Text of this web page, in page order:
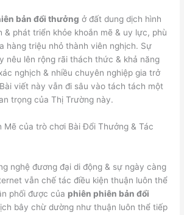
bản đổi thưởng ở đất dung dịch hình
& phát triển khỏe khoắn mẽ & uy lực, phù
hàng triệu nhỏ thành viên nghịch. Sự
nêu lên rộng rãi thách thức & khả năng
nghịch & nhiều chuyên nghiệp gia trở
viết này vẫn đi sâu vào tách tách một
trọng của Thị Trường này.
Mẽ của trò chơi Bài Đổi Thưởng & Tác
nghệ đương đại di động & sự ngày càng
vẫn chế tác điều kiện thuận luôn thể
phối được của phiên phiên bản đổi
bây chừ dường như thuận luôn thể tiếp